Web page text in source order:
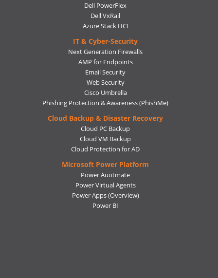
Dell PowerFlex
Dell VxRail
Azure Stack HCI
IT & Cyber-Security
Next Generation Firewalls
AMP for Endpoints
Email Security
Web Security
Cisco Umbrella
Phishing Protection & Awareness (PhishMe)
Cloud Backup & Disaster Recovery
Cloud PC Backup
Cloud VM Backup
Cloud Protection for AD
Microsoft Power Platform
Power Auotmate
Power Virtual Agents
Power Apps(Overview)
Power BI